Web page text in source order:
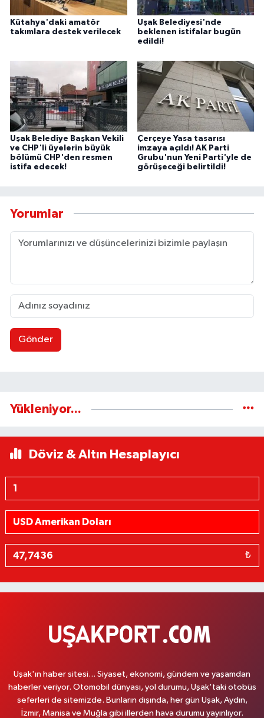
Kütahya'daki amatör
takımlara destek verilecek
Uşak Belediyesi'nde
beklenen istifalar bugün
edildi!
Uşak Belediye Başkan Vekili
ve CHP'li üyelerin büyük
bölümü CHP'den resmen
istifa edecek!
Çerçeye Yasa tasarısı
imzaya açıldı! AK Parti
Grubu'nun Yeni Parti'yle de
görüşeceği belirtildi!
Yorumlar
Gönder
Yükleniyor...
Döviz & Altın Hesaplayıcı
₺
Uşak'ın haber sitesi... Siyaset, ekonomi, gündem ve yaşamdan
haberler veriyor. Otomobil dünyası, yol durumu, Uşak'taki otobüs
seferleri de sitemizde. Bunların dışında, her gün Uşak, Aydın,
İzmir, Manisa ve Muğla gibi illerden hava durumu yayınlıyor.